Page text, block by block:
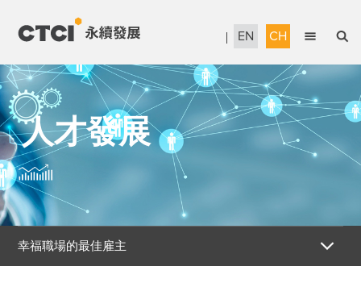
EN CH
English
繁體中文
永續管理
當責治理
信賴服務
永續工程
企業公民
人才發展
幸福職場的最佳雇主